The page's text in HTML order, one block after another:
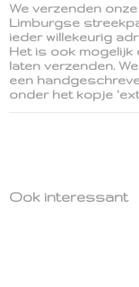
We verzenden
Limburgse
ieder willekeurig
Het is ook
laten verzenden.
een
onder het kopje
Ook interessant